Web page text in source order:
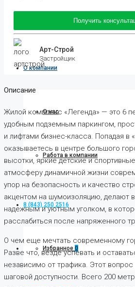
О компании
О нас
Работа в компании
8 (843) 250 2516
Избранное 0
Получить
Арт-Строй
Застройщик
Описание
Жилой комплекс «Легенда» — это 6
удобным подземным паркингом,
и лифтами бизнес-класса. Попадая в
оказываетесь в центре большого
высотки, яркие детские и
атмосферу динамичной жизни
упор на безопасность и качество
акцентом на шумоизоляцию, делают
надежным и уютным уголком, в
расслабиться после напряженного
О чем еще мечтать современному
Разве что, везде успевать и
независимо от трафика. Этот
шаговой доступности. Всего 200